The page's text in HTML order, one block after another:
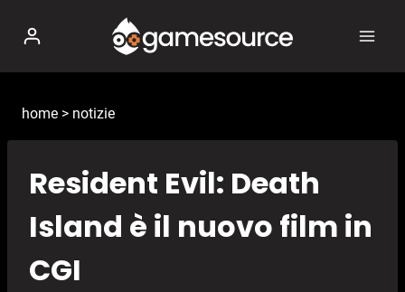
contenuto
home > notizie
Resident Evil: Death
Island è il nuovo film in
CGI